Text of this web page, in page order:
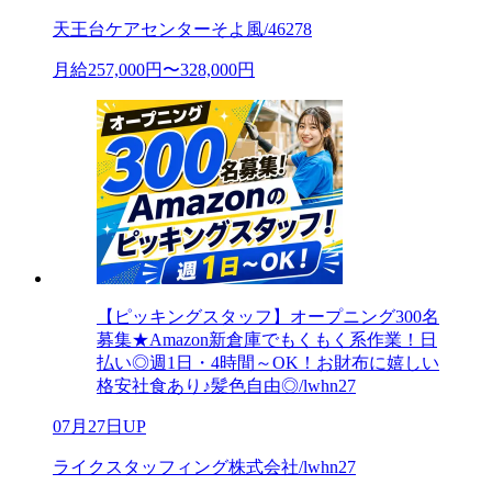
天王台ケアセンターそよ風/46278
月給257,000円〜328,000円
【ピッキングスタッフ】オープニング300名
募集★Amazon新倉庫でもくもく系作業！日
払い◎週1日・4時間～OK！お財布に嬉しい
格安社食あり♪髪色自由◎/lwhn27
07月27日UP
ライクスタッフィング株式会社/lwhn27